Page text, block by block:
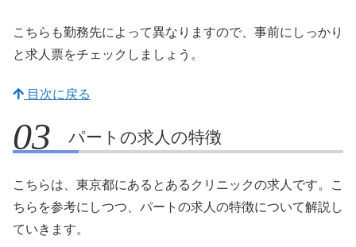
こちらも勤務先によって異なりますので、事前にしっかり
と求人票をチェックしましょう。
目次に戻る
パートの求人の特徴
こちらは、東京都にあるとあるクリニックの求人です。こ
ちらを参考にしつつ、パートの求人の特徴について解説し
ていきます。